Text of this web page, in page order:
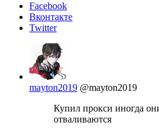
Facebook
Вконтакте
Twitter
mayton2019 @mayton2019
Купил прокси иногда
отваливаются